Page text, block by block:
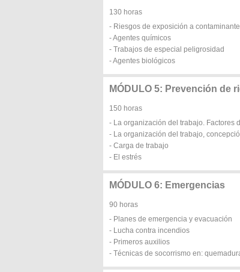
130 horas
- Riesgos de exposición a
- Agentes químicos
- Trabajos de especial peligrosidad
- Agentes biológicos
MÓDULO 5: Prevención de
150 horas
- La organización del trabajo. Factores
- La organización del trabajo,
- Carga de trabajo
- El estrés
MÓDULO 6: Emergencias
90 horas
- Planes de emergencia y evacuación
- Lucha contra incendios
- Primeros auxilios
- Técnicas de socorrismo en: